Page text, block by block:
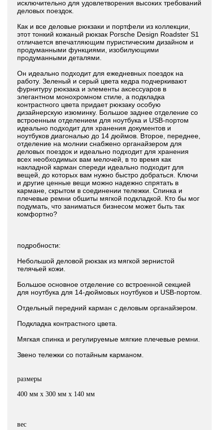
исключительно для удовлетворения высоких требований
деловых поездок.
Как и все деловые рюкзаки и портфели из коллекции,
этот тонкий кожаный рюкзак Porsche Design Roadster S1
отличается впечатляющим пуристическим дизайном и
продуманными функциями, изобилующими
продуманными деталями.
Он идеально подходит для ежедневных поездок на
работу. Зеленый и серый цвета кедра подчеркивают
фурнитуру рюкзака и элементы аксессуаров в
элегантном монохромном стиле, а подкладка
контрастного цвета придает рюкзаку особую
дизайнерскую изюминку. Большое заднее отделение со
встроенным отделением для ноутбука и USB-портом
идеально подходит для хранения документов и
ноутбуков диагональю до 14 дюймов. Второе, переднее,
отделение на молнии снабжено органайзером для
деловых поездок и идеально подходит для хранения
всех необходимых вам мелочей, в то время как
накладной карман спереди идеально подходит для
вещей, до которых вам нужно быстро добраться. Ключи
и другие ценные вещи можно надежно спрятать в
кармане, скрытом в соединении тележки. Спинка и
плечевые ремни обшиты мягкой подкладкой. Кто бы мог
подумать, что заниматься бизнесом может быть так
комфортно?
подробности:
Небольшой деловой рюкзак из мягкой зернистой
телячьей кожи.
Большое основное отделение со встроенной секцией
для ноутбука для 14-дюймовых ноутбуков и USB-портом.
Отдельный передний карман с деловым органайзером.
Подкладка контрастного цвета.
Мягкая спинка и регулируемые мягкие плечевые ремни.
Звено тележки со потайным карманом.
размеры
400 мм x 300 мм x 140 мм
вес